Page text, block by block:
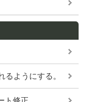
ようにする。